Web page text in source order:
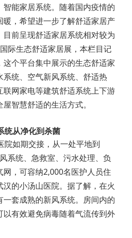
能家居系统。随着国内疫情的
，希望进一步了解舒适家居产
前呈现舒适家居系统相对较为
际生态舒适家居展，本栏目记
个平台集中展示的生态舒适家
系统、空气新风系统、舒适热
网家电等建筑舒适系统上下游
智慧舒适的生活方式。
统从净化到杀菌
院如期交接，从一处平地到
系统、急救室、污水处理、负
，可容纳2,000名医护人员住
的小汤山医院。据了解，在火
套成熟的新风系统。房间内的
以有效避免病毒随着气流传到外